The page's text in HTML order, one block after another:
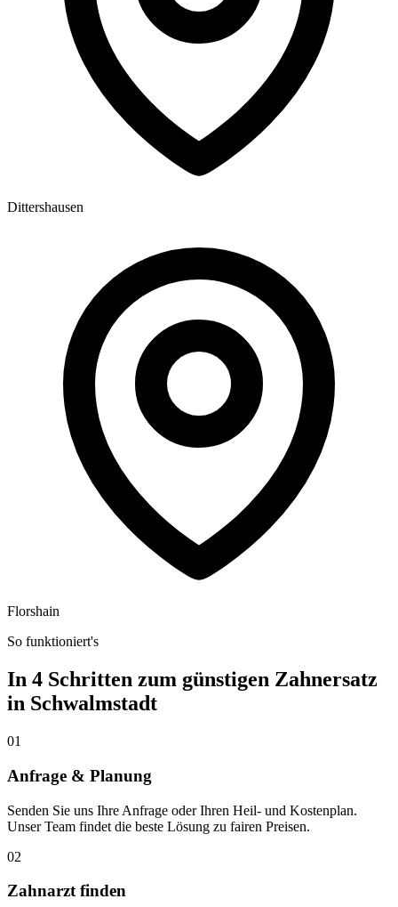
Dittershausen
Florshain
So funktioniert's
In 4 Schritten zum günstigen Zahnersatz
in Schwalmstadt
01
Anfrage & Planung
Senden Sie uns Ihre Anfrage oder Ihren Heil- und Kostenplan.
Unser Team findet die beste Lösung zu fairen Preisen.
02
Zahnarzt finden